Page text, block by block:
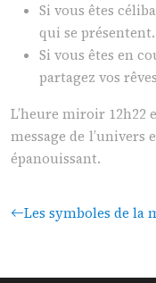
Si vous êtes
qui se présentent.
Si vous êtes en
partagez vos
L’heure miroir 12h22
message de
épanouissant.
Les symboles de